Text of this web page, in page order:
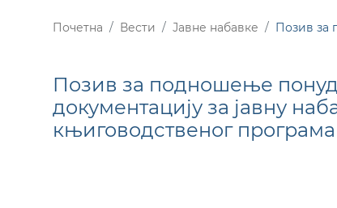
Почетна Вести Јавне набавке Позив за
Позив за подношење
документацију за јавну
књиговодственог програма